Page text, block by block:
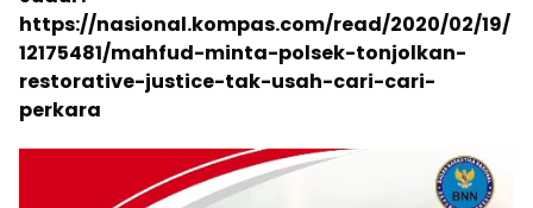
https://nasional.kompas.com/read/2020/02/19/
12175481/mahfud-minta-polsek-tonjolkan-
restorative-justice-tak-usah-cari-cari-
perkara